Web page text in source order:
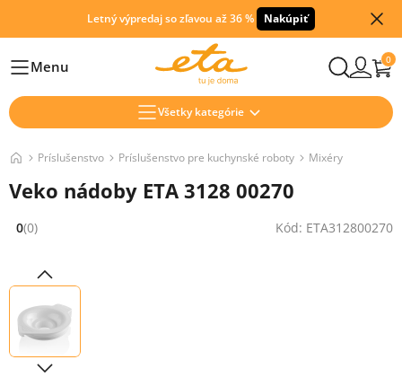
Letný výpredaj so zľavou až 36 % Nakúpiť
HlavníMenu 0
Všetky kategórie
Príslušenstvo Príslušenstvo pre kuchynské roboty Mixéry
Veko nádoby ETA 3128 00270
Hodnocení: 0 z 5 (0 recenzí)
0(0) Kód: ETA312800270